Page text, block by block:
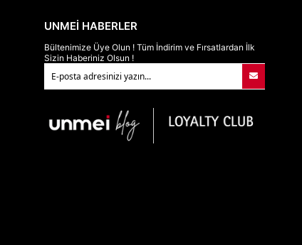
UNMEİ HABERLER
Bültenimize Üye Olun ! Tüm İndirim ve Fırsatlardan İlk
Sizin Haberiniz Olsun !